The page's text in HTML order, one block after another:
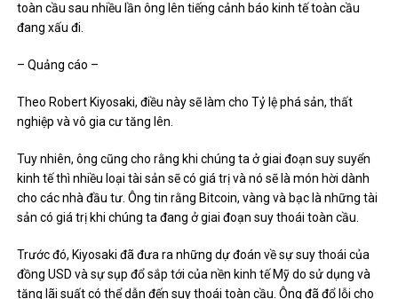
toàn cầu sau nhiều lần ông lên tiếng cảnh báo kinh tế toàn cầu
đang xấu đi.
– Quảng cáo –
Theo Robert Kiyosaki, điều này sẽ làm cho Tỷ lệ phá sản, thất
nghiệp và vô gia cư tăng lên.
Tuy nhiên, ông cũng cho rằng khi chúng ta ở giai đoạn suy suyển
kinh tế thì nhiều loại tài sản sẽ có giá trị và nó sẽ là món hời dành
cho các nhà đầu tư. Ông tin rằng Bitcoin, vàng và bạc là những tài
sản có giá trị khi chúng ta đang ở giai đoạn suy thoái toàn cầu.
Trước đó, Kiyosaki đã đưa ra những dự đoán về sự suy thoái của
đồng USD và sự sụp đổ sắp tới của nền kinh tế Mỹ do sử dụng và
tăng lãi suất có thể dẫn đến suy thoái toàn cầu. Ông đã đổ lỗi cho